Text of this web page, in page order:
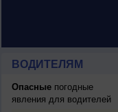
ВОДИТЕЛЯМ
Опасныепогодные
явления для водителей